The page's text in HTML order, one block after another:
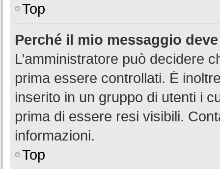
Top
Perché il mio messaggio
L’amministratore può decidere
prima essere controllati. È
inserito in un gruppo di utenti i
prima di essere resi visibili.
informazioni.
Top